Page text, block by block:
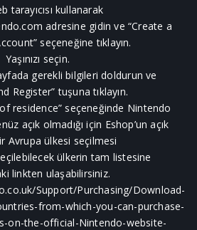
tarayıcısı kullanarak
adresine gidin ve “Create a
seçeneğine tıklayın.
Yaşınızı seçin.
gerekli bilgileri doldurun ve
Register” tuşuna tıklayın.
residence” seçeneğinde Nintendo
açık olmadığı için Eshop’un açık
Avrupa ülkesi seçilmesi
ülkerin tam listesine
linkten ulaşabilirsiniz.
Support/Purchasing/Download-
from-which-you-can-purchase-
on-the-official-Nintendo-website-